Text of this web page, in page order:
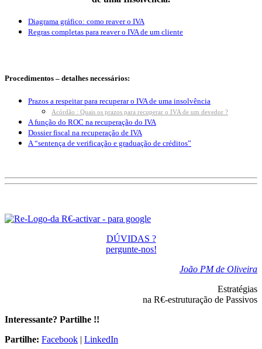
Diagrama gráfico: como reaver o IVA
Regras completas para reaver o IVA de um cliente
Procedimentos – detalhes necessários:
Prazos a respeitar para recuperar o IVA de uma insolvência
Acórdão : Quais os prazos para recuperar o IVA de um devedor ?
A função do ROC na recuperação do IVA
Dossier fiscal na recuperação de IVA
A “sentença de verificação e graduação de créditos”
DÚVIDAS ?
pergunte-nos!
João PM de Oliveira
Estratégias
na R€-estruturação de Passivos
Interessante? Partilhe !!
Partilhe: Facebook | LinkedIn